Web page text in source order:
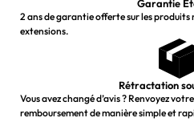
Garantie
2 ans de garantie offerte sur les produits
extensions.
Rétractation
Vous avez changé d’avis ? Renvoyez
remboursement de manière simple et